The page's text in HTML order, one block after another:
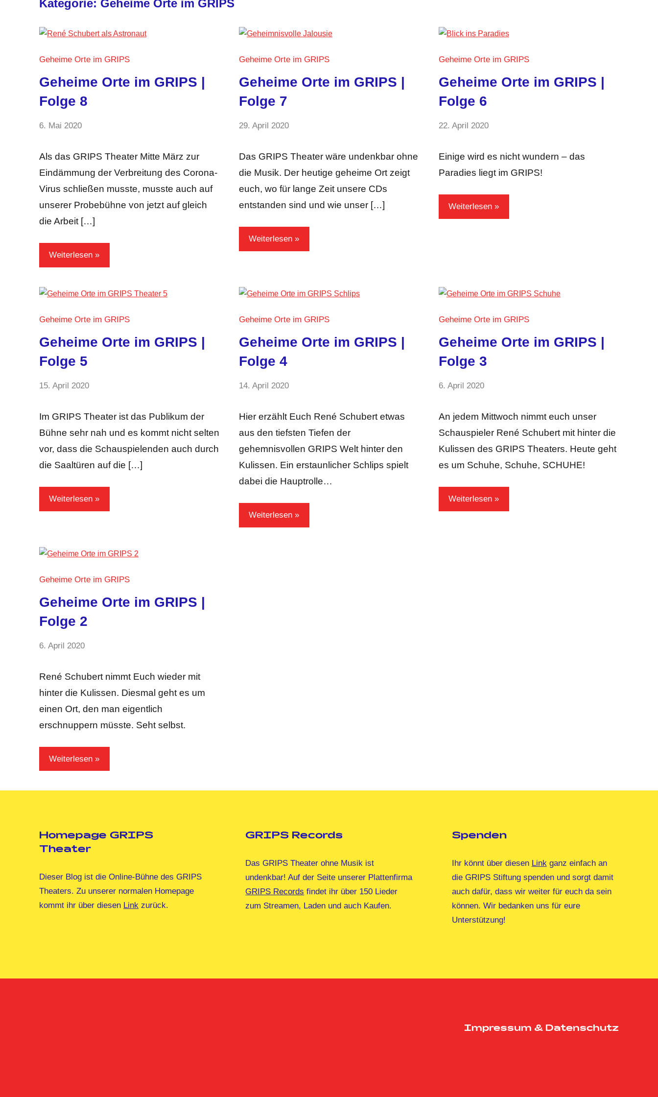
Kategorie: Geheime Orte im GRIPS
Geheime Orte im GRIPS
Geheime Orte im GRIPS |
Folge 8
von
Team
6. Mai 2020
Als das GRIPS Theater Mitte März zur
Eindämmung der Verbreitung des Corona-
Virus schließen musste, musste auch auf
unserer Probebühne von jetzt auf gleich
die Arbeit […]
Weiterlesen
Geheime Orte im GRIPS
Geheime Orte im GRIPS |
Folge 7
von
Team
29. April 2020
Das GRIPS Theater wäre undenkbar ohne
die Musik. Der heutige geheime Ort zeigt
euch, wo für lange Zeit unsere CDs
entstanden sind und wie unser […]
Weiterlesen
Geheime Orte im GRIPS
Geheime Orte im GRIPS |
Folge 6
von
Team
22. April 2020
Einige wird es nicht wundern – das
Paradies liegt im GRIPS!
Weiterlesen
Geheime Orte im GRIPS
Geheime Orte im GRIPS |
Folge 5
von
Team
15. April 2020
Im GRIPS Theater ist das Publikum der
Bühne sehr nah und es kommt nicht selten
vor, dass die Schauspielenden auch durch
die Saaltüren auf die […]
Weiterlesen
Geheime Orte im GRIPS
Geheime Orte im GRIPS |
Folge 4
von
Team
14. April 2020
Hier erzählt Euch René Schubert etwas
aus den tiefsten Tiefen der
gehemnisvollen GRIPS Welt hinter den
Kulissen. Ein erstaunlicher Schlips spielt
dabei die Hauptrolle…
Weiterlesen
Geheime Orte im GRIPS
Geheime Orte im GRIPS |
Folge 3
von
Team
6. April 2020
An jedem Mittwoch nimmt euch unser
Schauspieler René Schubert mit hinter die
Kulissen des GRIPS Theaters. Heute geht
es um Schuhe, Schuhe, SCHUHE!
Weiterlesen
Geheime Orte im GRIPS
Geheime Orte im GRIPS |
Folge 2
von
Team
6. April 2020
René Schubert nimmt Euch wieder mit
hinter die Kulissen. Diesmal geht es um
einen Ort, den man eigentlich
erschnuppern müsste. Seht selbst.
Weiterlesen
Homepage GRIPS
Theater
Dieser Blog ist die Online-Bühne des GRIPS
Theaters. Zu unserer normalen Homepage
kommt ihr über diesen Link zurück.
GRIPS Records
Das GRIPS Theater ohne Musik ist
undenkbar! Auf der Seite unserer Plattenfirma
GRIPS Records findet ihr über 150 Lieder
zum Streamen, Laden und auch Kaufen.
Spenden
Ihr könnt über diesen Linkganz einfach an
die GRIPS Stiftung spenden und sorgt damit
auch dafür, dass wir weiter für euch da sein
können. Wir bedanken uns für eure
Unterstützung!
Impressum & Datenschutz